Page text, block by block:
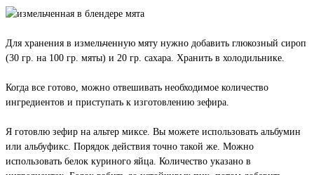
Для хранения в измельченную мяту нужно добавить глюкозный сироп
(30 гр. на 100 гр. мяты) и 20 гр. сахара. Хранить в холодильнике.
Когда все готово, можно отвешивать необходимое количество
ингредиентов и приступать к изготовлению зефира.
Я готовлю зефир на альтер миксе. Вы можете использовать альбумин
или альбуфикс. Порядок действия точно такой же. Можно
использовать белок куриного яйца. Количество указано в